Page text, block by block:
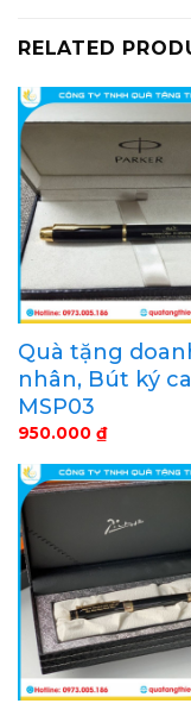
RELATED
Quà tặng
nhân, Bút ký
MSP03
950.000 ₫